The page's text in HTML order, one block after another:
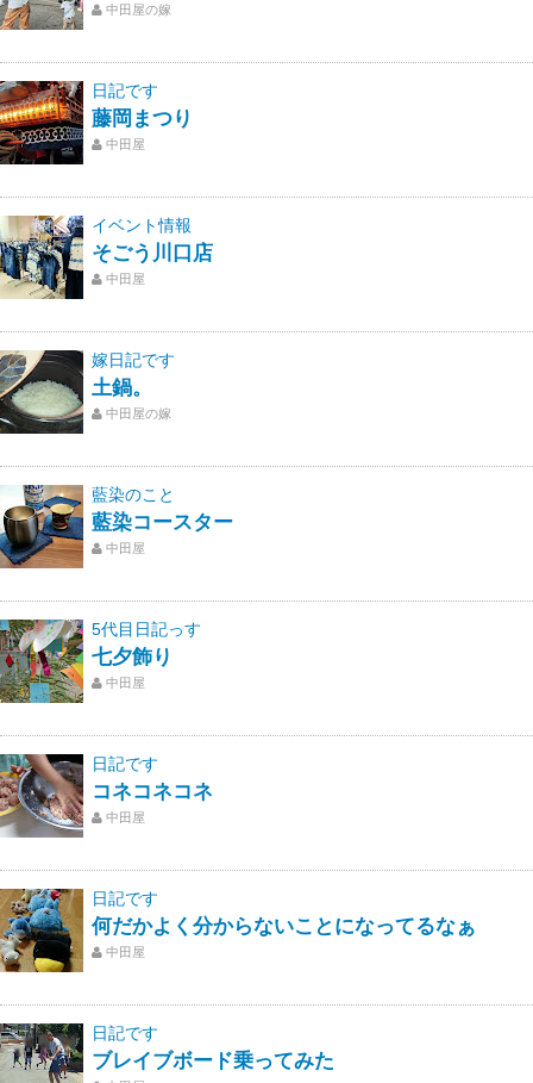
中田屋の嫁
日記です
藤岡まつり
中田屋
イベント情報
そごう川口店
中田屋
嫁日記です
土鍋。
中田屋の嫁
藍染のこと
藍染コースター
中田屋
5代目日記っす
七夕飾り
中田屋
日記です
コネコネコネ
中田屋
日記です
何だかよく分からないことになってるなぁ
中田屋
日記です
ブレイブボード乗ってみた